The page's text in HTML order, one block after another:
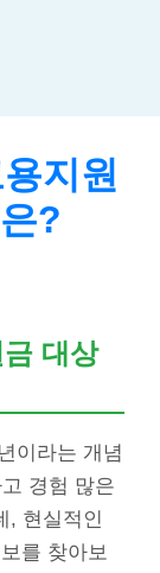
지원
?
대상
이라는 개념
경험 많은
, 현실적인
를 찾아보